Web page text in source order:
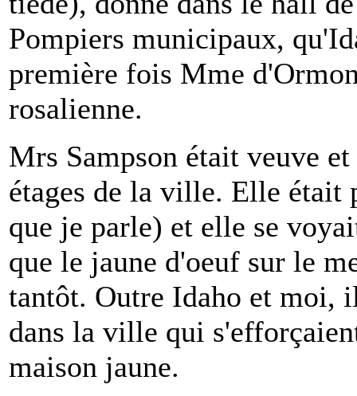
Pompiers municipaux,
première fois Mme
rosalienne.
Mrs Sampson était veuve
étages de la ville. Elle était
que je parle) et elle se
que le jaune d'oeuf sur le
tantôt. Outre Idaho et moi,
dans la ville qui
maison jaune.